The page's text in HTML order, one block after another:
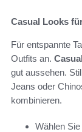
Casual Looks
Für entspannte
Outfits an.
gut aussehen.
Jeans oder
kombinieren.
Wählen